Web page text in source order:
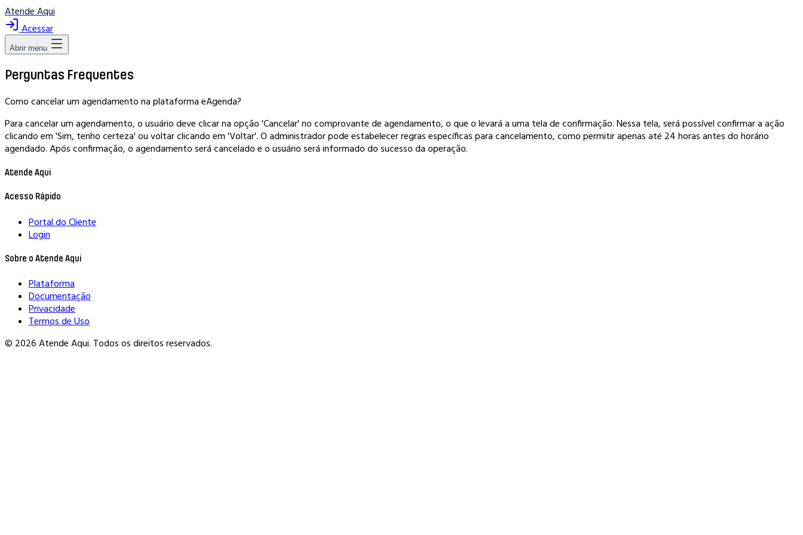
Atende Aqui
Acessar
Abrir menu
Perguntas Frequentes
Como cancelar um agendamento na plataforma eAgenda?
Para cancelar um agendamento, o usuário deve clicar na opção 'Cancelar' no comprovante de agendamento, o que o levará a uma tela de confirmação. Nessa tela, será possível confirmar a ação
clicando em 'Sim, tenho certeza' ou voltar clicando em 'Voltar'. O administrador pode estabelecer regras específicas para cancelamento, como permitir apenas até 24 horas antes do horário
agendado. Após confirmação, o agendamento será cancelado e o usuário será informado do sucesso da operação.
Atende Aqui
Acesso Rápido
Portal do Cliente
Login
Sobre o Atende Aqui
Plataforma
Documentação
Privacidade
Termos de Uso
© 2026 Atende Aqui. Todos os direitos reservados.